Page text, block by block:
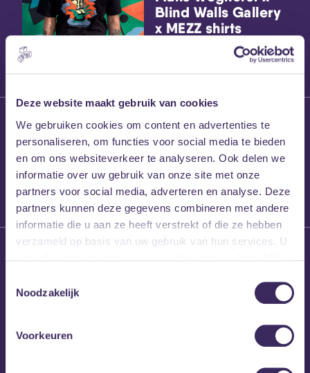
Deze website maakt gebruik van cookies
We gebruiken cookies om content en advertenties te
personaliseren, om functies voor social media te bieden
en om ons websiteverkeer te analyseren. Ook delen we
informatie over uw gebruik van onze site met onze
partners voor social media, adverteren en analyse. Deze
partners kunnen deze gegevens combineren met andere
informatie die u aan ze heeft verstrekt of die ze hebben
verzameld op basis van uw gebruik van hun services. U
Noodzakelijk
Voorkeuren
Blind Walls Gallery
x MEZZ shirts
27 maart 2026
Willem’s Blog:
Frans Kalf
26 maart 2026